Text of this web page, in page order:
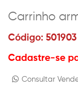
Carrinho
Código: 501903
Cadastre-se
Consultar